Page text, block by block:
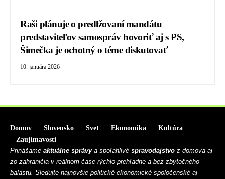
Raši plánuje o predlžovaní mandátu
predstaviteľov samospráv hovoriť aj s PS,
Šimečka je ochotný o téme diskutovať
10. januára 2026
Domov Slovensko Svet Ekonomika
Kultúra
Zaujímavosti
Prinášame aktuálne správya spoľahlivé spravodajstvo z domova aj
zo zahraničia v reálnom čase rýchlo prehľadne a bez zbytočného
balastu. Sledujte najnovšie politické ekonomické spoločenské aj